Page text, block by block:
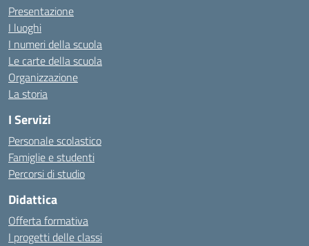
Presentazione
I luoghi
I numeri della scuola
Le carte della scuola
Organizzazione
La storia
I Servizi
Personale scolastico
Famiglie e studenti
Percorsi di studio
Didattica
Offerta formativa
I progetti delle classi